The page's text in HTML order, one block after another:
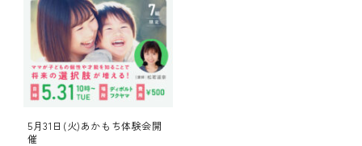
5月31日(火)あかもち体験会開
催